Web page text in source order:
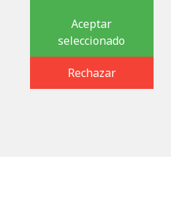
Aceptar
seleccionado
Rechazar